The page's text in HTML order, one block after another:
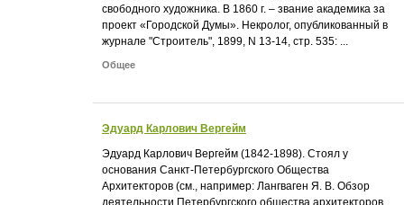
свободного художника. В 1860 г. – звание академика за
проект «Городской Думы». Некролог, опубликованный в
журнале "Строитель", 1899, N 13-14, стр. 535: ...
Общее
Эдуард Карлович Вергейм
Эдуард Карлович Вергейм (1842-1898). Стоял у
основания Санкт-Петербургского Общества
Архитекторов (см., например: Лангваген Я. В. Обзор
деятельности Петербургского общества архитекторов